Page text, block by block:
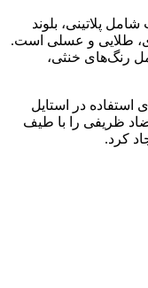
پلاتینی، بلوند
طلایی و عسلی است.
رنگ‌های خنثی،
استفاده در استایل
ظریفی را با طیف
کرد.